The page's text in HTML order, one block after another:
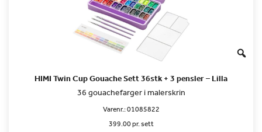
HIMI Twin Cup Gouache Sett 36stk + 3 pensler – Lilla
36 gouachefarger i malerskrin
Varenr.:01085822
399.00 pr. sett